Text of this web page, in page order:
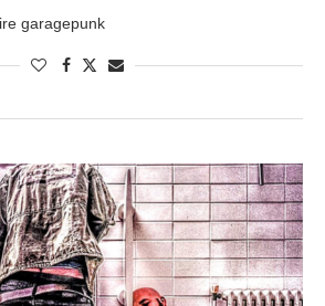
garagepunk